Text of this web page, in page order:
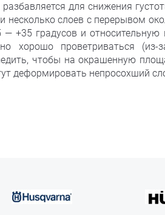
для снижения
несколько слоев с перерывом
+35 градусов и относительную
хорошо проветриваться (из-
чтобы на окрашенную
деформировать непросохший